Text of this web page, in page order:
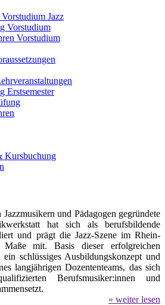
Jazz
Vorstudium
Vorstudium
Erstsemester
Kursbuchung
und Pädagogen gegründete
hat sich als berufsbildende
und prägt die Jazz-Szene im Rhein-
mit. Basis dieser erfolgreichen
schlüssiges Ausbildungskonzept und
langjährigen Dozententeams, das sich
Berufsmusiker:innen und
» weiter lesen